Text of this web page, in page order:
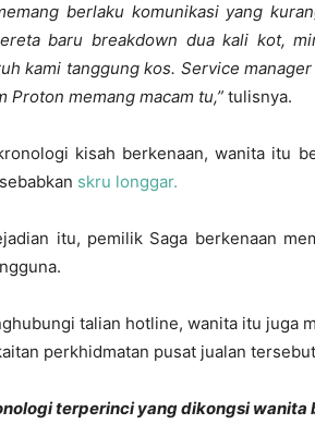
berlaku komunikasi yang
baru breakdown dua kali kot,
kami tanggung kos. Service
Proton memang macam tu,” tulisnya.
kisah berkenaan, wanita itu
skru longgar.
itu, pemilik Saga berkenaan
talian hotline, wanita itu juga
perkhidmatan pusat jualan
terperinci yang dikongsi wanita